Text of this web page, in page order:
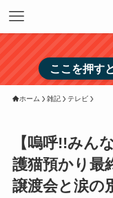
ここを押す
ホーム 雑記 テレビ
【嗚呼!!みん
護猫預かり最
譲渡会と涙の